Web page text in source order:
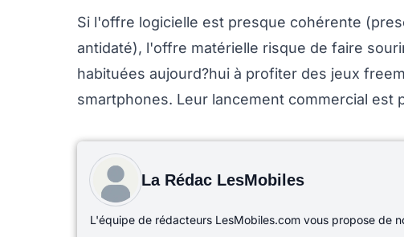
Si l'offre logicielle est presque cohérente
antidaté), l'offre matérielle risque de faire
habituées aujourd?hui à profiter des jeux
smartphones. Leur lancement commercial est
La Rédac LesMobiles
L'équipe de rédacteurs LesMobiles.com vous propose de